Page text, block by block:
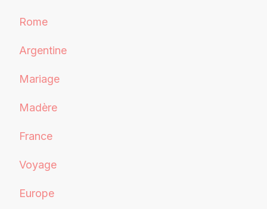
Rome
Argentine
Mariage
Madère
France
Voyage
Europe